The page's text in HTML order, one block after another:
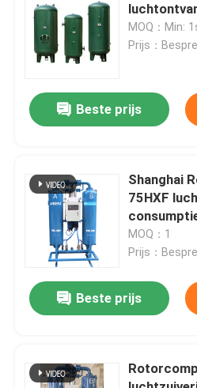
Producten
MOQ：Min:
Prijs：
Beste prijs
Shanghai
75HXF
MOQ：1
Prijs：
Beste prijs